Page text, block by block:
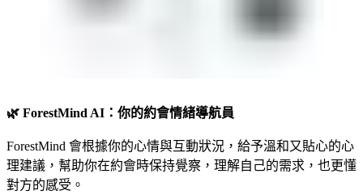
🌿 ForestMind AI：你的約會情緒導航員
ForestMind 會根據你的心情與互動狀況，給予溫和又貼心的心
理建議，幫助你在約會時保持覺察，理解自己的需求，也更懂
對方的感受。